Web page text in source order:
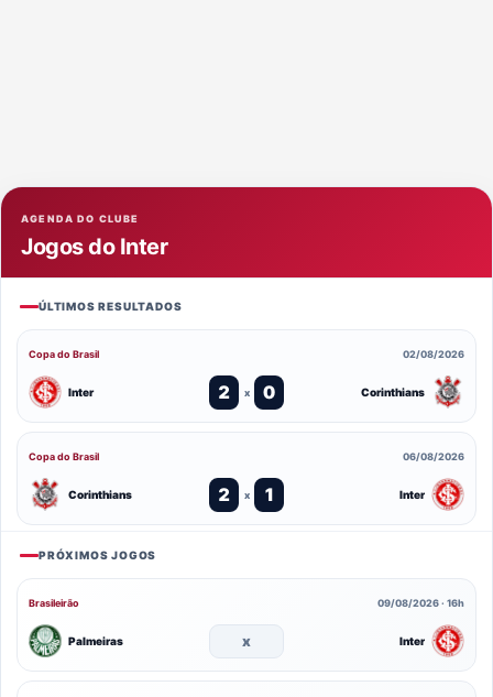
AGENDA DO CLUBE
Jogos do Inter
ÚLTIMOS RESULTADOS
Copa do Brasil 02/08/2026
Inter 2 x 0 Corinthians
Copa do Brasil 06/08/2026
Corinthians 2 x 1 Inter
PRÓXIMOS JOGOS
Brasileirão 09/08/2026 · 16h
Palmeiras x Inter